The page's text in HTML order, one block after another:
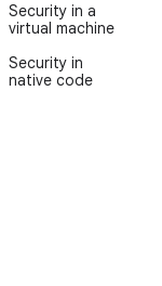
Security in a
virtual machine
Security in
native code